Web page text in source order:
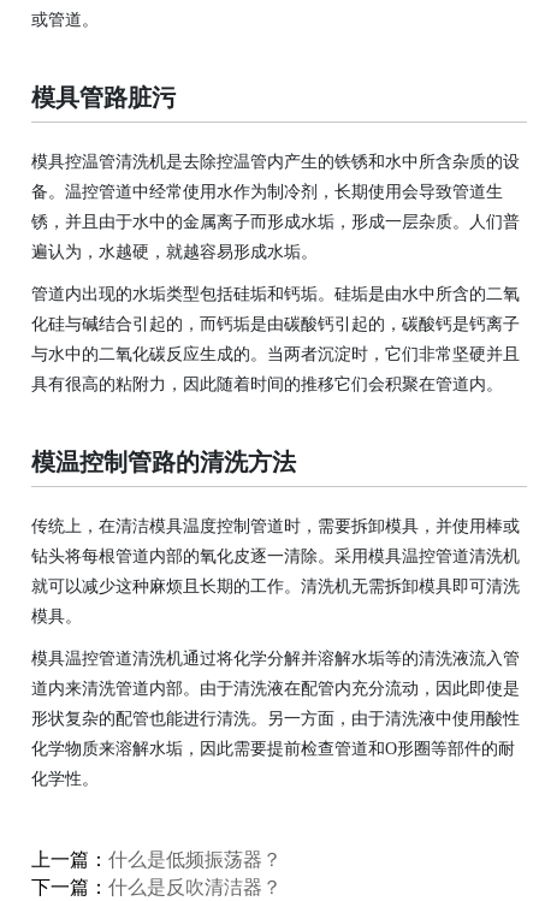
或管道。
模具管路脏污
模具控温管清洗机是去除控温管内产生的铁锈和水中所含杂质的设
备。温控管道中经常使用水作为制冷剂，长期使用会导致管道生
锈，并且由于水中的金属离子而形成水垢，形成一层杂质。人们普
遍认为，水越硬，就越容易形成水垢。
管道内出现的水垢类型包括硅垢和钙垢。硅垢是由水中所含的二氧
化硅与碱结合引起的，而钙垢是由碳酸钙引起的，碳酸钙是钙离子
与水中的二氧化碳反应生成的。当两者沉淀时，它们非常坚硬并且
具有很高的粘附力，因此随着时间的推移它们会积聚在管道内。
模温控制管路的清洗方法
传统上，在清洁模具温度控制管道时，需要拆卸模具，并使用棒或
钻头将每根管道内部的氧化皮逐一清除。采用模具温控管道清洗机
就可以减少这种麻烦且长期的工作。清洗机无需拆卸模具即可清洗
模具。
模具温控管道清洗机通过将化学分解并溶解水垢等的清洗液流入管
道内来清洗管道内部。由于清洗液在配管内充分流动，因此即使是
形状复杂的配管也能进行清洗。另一方面，由于清洗液中使用酸性
化学物质来溶解水垢，因此需要提前检查管道和O形圈等部件的耐
化学性。
上一篇： 什么是低频振荡器？
下一篇： 什么是反吹清洁器？